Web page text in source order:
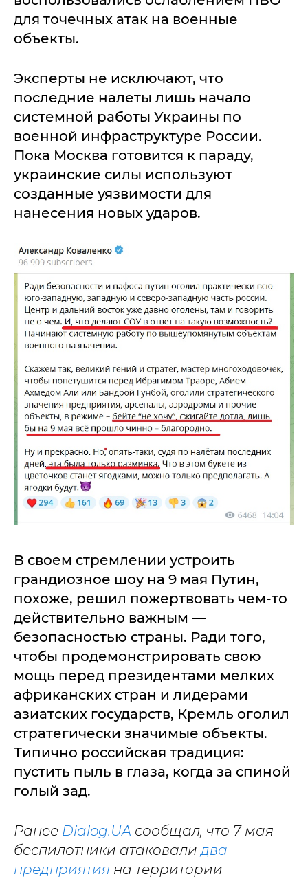
для точечных атак на военные
объекты.
Эксперты не исключают, что
последние налеты лишь начало
системной работы Украины по
военной инфраструктуре России.
Пока Москва готовится к параду,
украинские силы используют
созданные уязвимости для
нанесения новых ударов.
В своем стремлении устроить
грандиозное шоу на 9 мая Путин,
похоже, решил пожертвовать чем-то
действительно важным —
безопасностью страны. Ради того,
чтобы продемонстрировать свою
мощь перед президентами мелких
африканских стран и лидерами
азиатских государств, Кремль оголил
стратегически значимые объекты.
Типично российская традиция:
пустить пыль в глаза, когда за спиной
голый зад.
Ранее Dialog.UA сообщал, что 7 мая
беспилотники атаковали два
предприятия на территории